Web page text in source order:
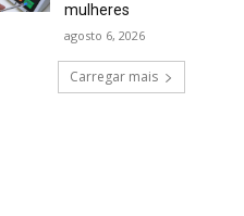
mulheres
agosto 6, 2026
Carregar mais